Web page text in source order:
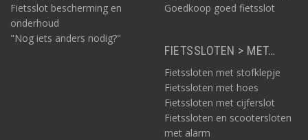
Fietsslot bescherming en
onderhoud
"Nog iets anders nodig?"
Goedkoop goed fietsslot
FIETSSLOTEN > MET…
Fietssloten met stofklepje
Fietssloten met hoes
Fietssloten met cijferslot
Fietssloten en scootersloten
met alarm